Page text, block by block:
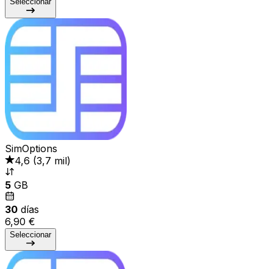
SimOptions
4,6 (3,7 mil)
5 GB
30 días
6,90 €
Seleccionar